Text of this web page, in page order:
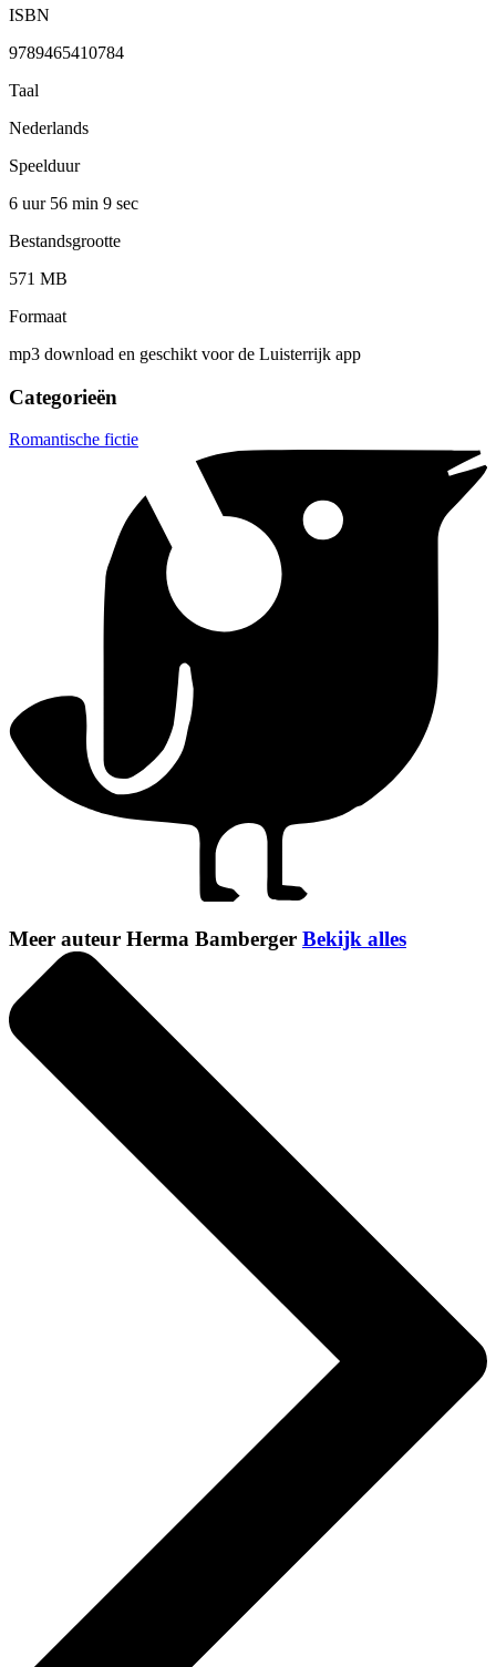
ISBN
9789465410784
Taal
Nederlands
Speelduur
6 uur 56 min 9 sec
Bestandsgrootte
571 MB
Formaat
mp3 download en geschikt voor de Luisterrijk app
Categorieën
Romantische fictie
Meer auteur Herma Bamberger Bekijk alles